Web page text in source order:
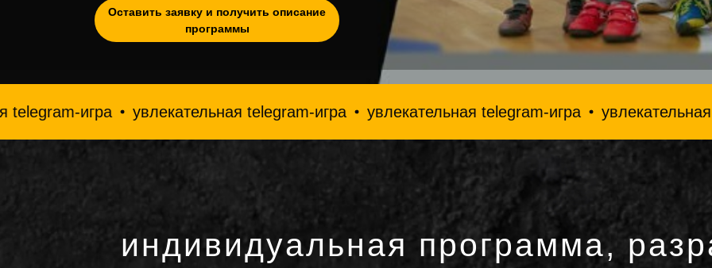
Оставить заявку и получить описание
программы
игра увлекательная telegram-игра увлекательная telegram-игра увлекательная
индивидуальная программа,